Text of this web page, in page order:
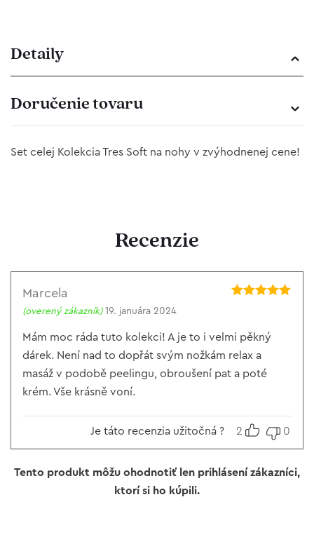
Detaily
Doručenie tovaru
Set celej Kolekcia Tres Soft na nohy v zvýhodnenej cene!
Recenzie
Marcela
(overený zákazník) 19. januára 2024
Mám moc ráda tuto kolekci! A je to i velmi pěkný
dárek. Není nad to dopřát svým nožkám relax a
masáž v podobě peelingu, obroušení pat a poté
krém. Vše krásně voní.
Je táto recenzia užitočná ? 2 0
Tento produkt môžu ohodnotiť len prihlásení zákazníci,
ktorí si ho kúpili.